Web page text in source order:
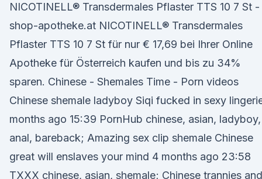
NICOTINELL® Transdermales Pflaster TTS 10 7 St -
shop-apotheke.at NICOTINELL® Transdermales
Pflaster TTS 10 7 St für nur € 17,69 bei Ihrer Online
Apotheke für Österreich kaufen und bis zu 34%
sparen. Chinese - Shemales Time - Porn videos
Chinese shemale ladyboy Siqi fucked in sexy
months ago 15:39 PornHub chinese, asian, ladyboy,
anal, bareback; Amazing sex clip shemale Chinese
great will enslaves your mind 4 months ago 23:58
TXXX chinese, asian, shemale; Chinese trannies and